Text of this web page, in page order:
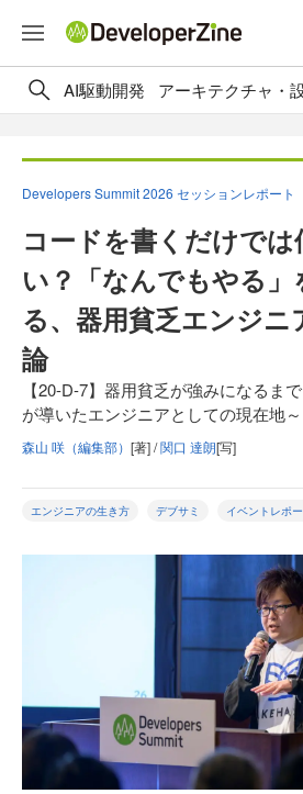
AI駆動開発 アーキテクチャ・
Developers Summit 2026 セッションレポート
コードを書くだけで
い？「なんでもやる」
る、器用貧乏エンジニ
論
【20-D-7】器用貧乏が強みになるま
が導いたエンジニアとしての現在地～
森山 咲（編集部） [著] /関口 達朗[写]
エンジニアの生き方 デブサミ イベントレポ